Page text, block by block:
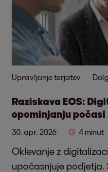
Upravljanje terjatev
Raziskava EOS:
opominjanju
30. apr. 2026 4 minut
Oklevanje z
upočasnjuje podjetja.